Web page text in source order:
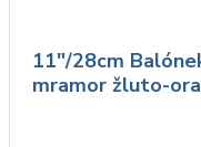
11"/28cm
mramor žluto-